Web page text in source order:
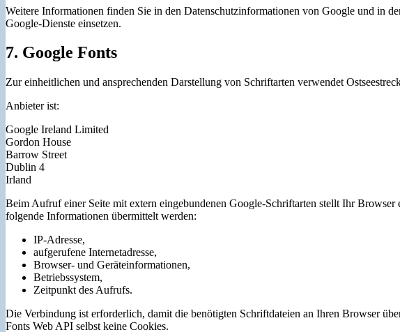
Weitere Informationen finden Sie in den Datenschutzinformationen von Google und in
Google-Dienste einsetzen.
7. Google Fonts
Zur einheitlichen und ansprechenden Darstellung von Schriftarten verwendet
Anbieter ist:
Google Ireland Limited
Gordon House
Barrow Street
Dublin 4
Irland
Beim Aufruf einer Seite mit extern eingebundenen Google-Schriftarten stellt Ihr
folgende Informationen übermittelt werden:
IP-Adresse,
aufgerufene Internetadresse,
Browser- und Geräteinformationen,
Betriebssystem,
Zeitpunkt des Aufrufs.
Die Verbindung ist erforderlich, damit die benötigten Schriftdateien an Ihren Browser
Fonts Web API selbst keine Cookies.